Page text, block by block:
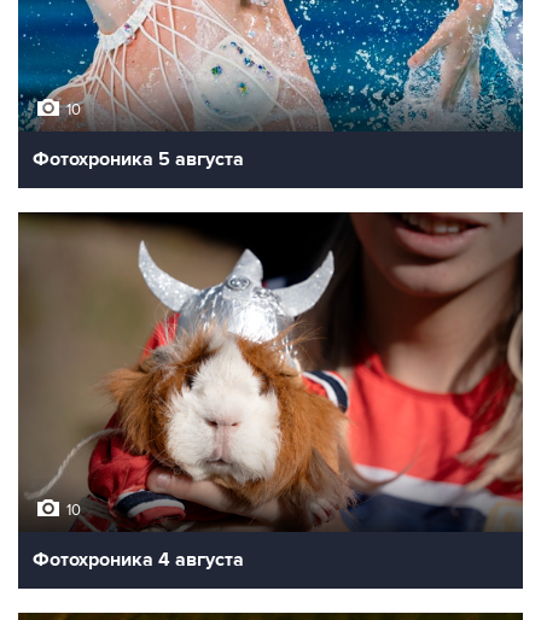
10
Фотохроника 5 августа
10
Фотохроника 4 августа